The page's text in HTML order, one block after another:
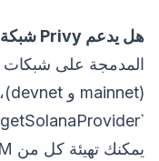
هل يدعم Privy شبكة Solana؟
يمكنك تهيئة كل من EVM وSolana في نفس التطبيق.